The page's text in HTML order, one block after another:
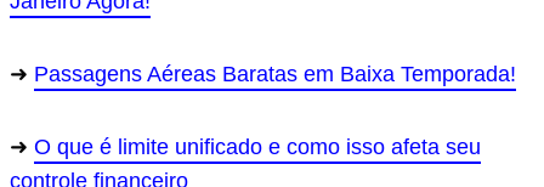
Passagens Aéreas Baratas em Baixa Temporada!
O que é limite unificado e como isso afeta seu
controle financeiro